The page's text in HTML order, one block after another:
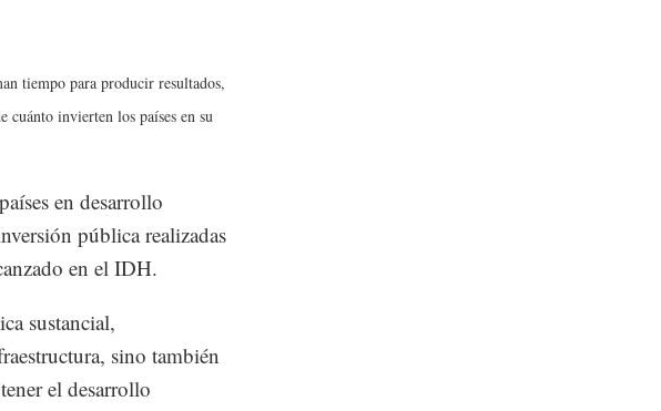
tiempo para producir resultados,
cuánto invierten los países en su
en desarrollo
pública realizadas
en el IDH.
sustancial,
sino también
el desarrollo